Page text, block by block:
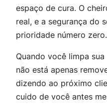
espaço de cura. O
real, e a segurança do
prioridade número zero.
Quando você limpa
não está apenas
dizendo ao próximo
cuido de você antes